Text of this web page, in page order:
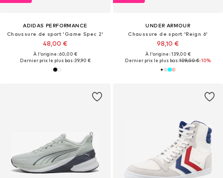
ADIDAS PERFORMANCE
Chaussure de sport 'Game Spec 2'
48,00 €
À l'origine : 60,00 €
Dernier prix le plus bas :39,90 €
UNDER ARMOUR
Chaussure de sport 'Reign 6'
98,10 €
À l'origine : 139,00 €
Dernier prix le plus bas :109,00 €-10%